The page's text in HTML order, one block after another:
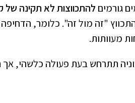
גורמים להתכווצות לא תקינה של
"זה מול זה". כלומר,
מעוותות.
תתרחש בעת פעולה כלשהי,